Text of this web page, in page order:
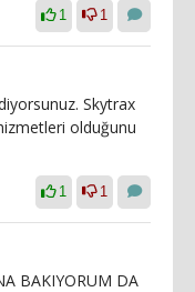
1 1
Skytrax
olduğunu
1 1
BAKIYORUM DA